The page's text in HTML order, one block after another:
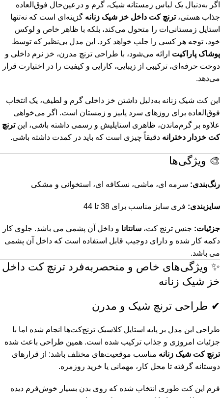
اگر به‌دنبال یک لباس زمستانه شیک، گرم و درعین‌حال فوق‌العاده
جذاب هستی،ترنچ کت داخل خز شیک زنانه گزینه‌ای است که نه‌تنها
استایل زمستانی‌ات را متحول می‌کند، بلکه با ظاهر خاص و لوکس
خود، توجه هر کسی را جلب خواهد کرد. این مدل بی‌نظیر که توسط
پوشاک پاراکیت ارائه می‌شود، با طراحی ترنچ مدرن، خز نرم داخلی و
دوخت حرفه‌ای، ترکیبی از زیبایی، کارایی و کیفیت را در اختیارت قرار
می‌دهد.
این کت شیک زنانه به‌دلیل داشتن خز داخلی گرم و لطیف، یک انتخاب
فوق‌العاده برای روزهای سرد پاییز و زمستان است. اگر می‌خواهی
علاوه بر گرم‌ماندن، ظاهری استایلیش و رسمی داشته باشی، اینترنچ
کت خزدار دخترانه دقیقاً چیزی است که باید در کمدت داشته باشی.
🎨 ویژگی‌ها
رنگ‌بندی: سرمه ای، ماشی، نسکافه ای، استخوانی و مشکی
سایزبندی: فری سایز مناسب برای 38 تا 44
جزئیات: جنس ترنچ کت، سانتانا و داخل آن پشمی می باشد. جلوی کار
دکمه کار شده و دارای دو‌جیب قابل استفاده است که داخل آن پشمی
می باشد.
✨ ویژگی‌های خاص و منحصربه‌فرد ترنچ کت داخل
خز شیک زنانه
✔ طراحی ترنچ شیک و مدرن
طراحی این مدل بر پایه استایل کلاسیک ترنچ‌کت‌ها انجام شده اما با
جزئیات امروزی و جذاب ترکیب شده است. همین طراحی باعث شده
ترنچ کت شیک زنانه مناسب موقعیت‌های مختلف باشد: از قرارهای
دوستانه گرفته تا محل کار، مهمانی یا خرید روزمره.
فرم این کت طوری انتخاب شده که روی بدن بسیار خوش‌فرم دیده